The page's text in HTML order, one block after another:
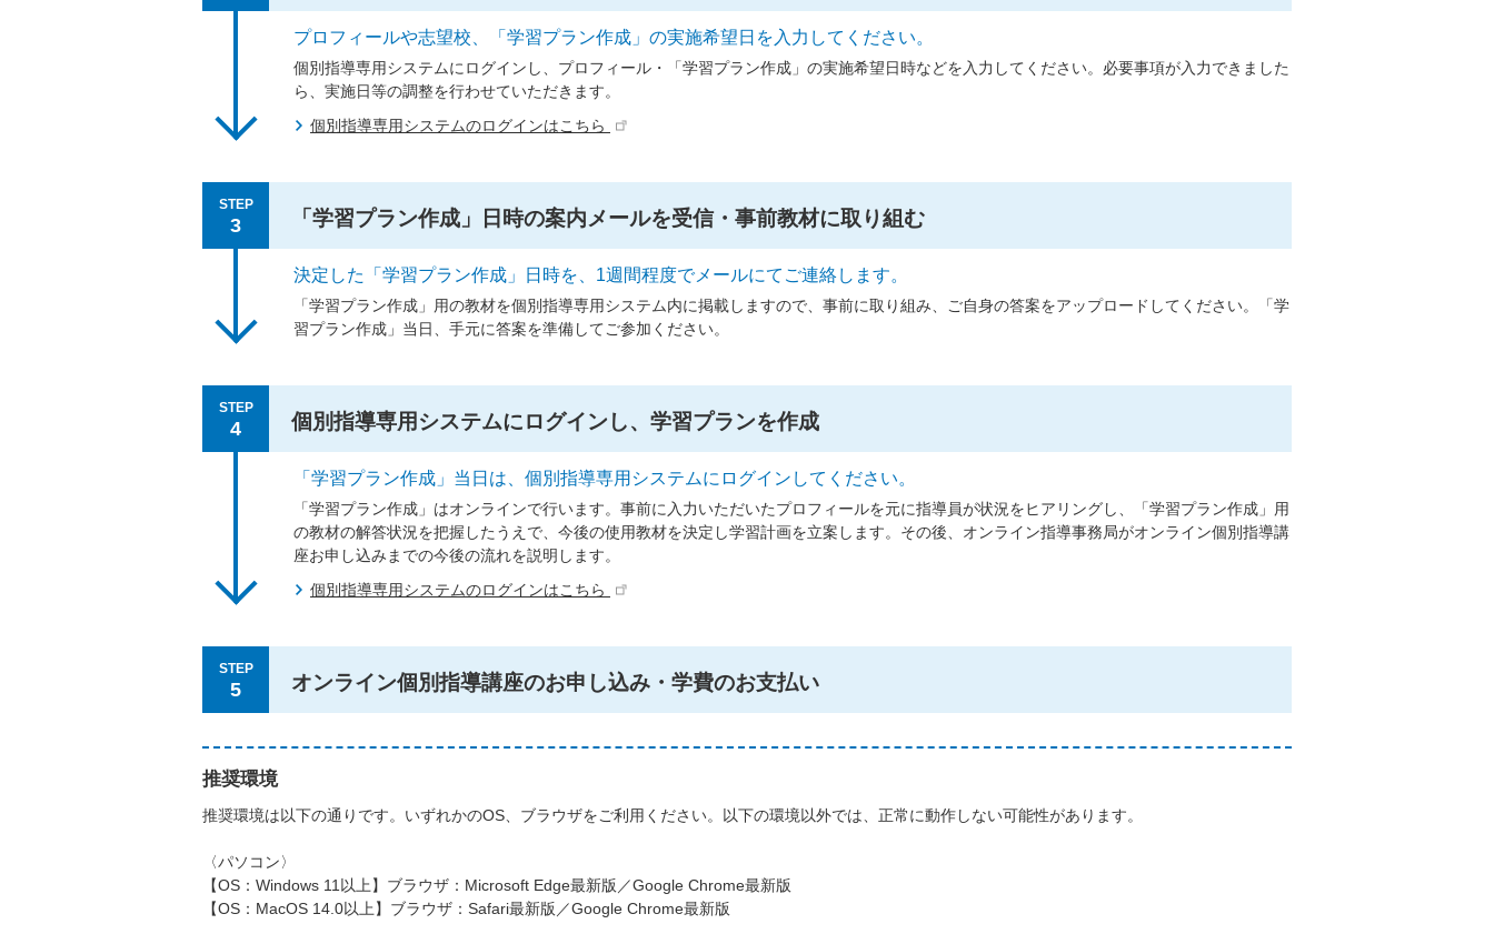
プロフィールや志望校、「学習プラン作成」の実施希望日を入力してください。
個別指導専用システムにログインし、プロフィール・「学習プラン作成」の実施希望日時などを入力してください。必要事項が入力できました
ら、実施日等の調整を行わせていただきます。
個別指導専用システムのログインはこちら
STEP
3 「学習プラン作成」日時の案内メールを受信・事前教材に取り組む
決定した「学習プラン作成」日時を、1週間程度でメールにてご連絡します。
「学習プラン作成」用の教材を個別指導専用システム内に掲載しますので、事前に取り組み、ご自身の答案をアップロードしてください。「学
習プラン作成」当日、手元に答案を準備してご参加ください。
STEP
4 個別指導専用システムにログインし、学習プランを作成
「学習プラン作成」当日は、個別指導専用システムにログインしてください。
「学習プラン作成」はオンラインで行います。事前に入力いただいたプロフィールを元に指導員が状況をヒアリングし、「学習プラン作成」用
の教材の解答状況を把握したうえで、今後の使用教材を決定し学習計画を立案します。その後、オンライン指導事務局がオンライン個別指導講
座お申し込みまでの今後の流れを説明します。
個別指導専用システムのログインはこちら
STEP
5 オンライン個別指導講座のお申し込み・学費のお支払い
推奨環境
推奨環境は以下の通りです。いずれかのOS、ブラウザをご利用ください。以下の環境以外では、正常に動作しない可能性があります。
〈パソコン〉
【OS：Windows 11以上】ブラウザ：Microsoft Edge最新版／Google Chrome最新版
【OS：MacOS 14.0以上】ブラウザ：Safari最新版／Google Chrome最新版